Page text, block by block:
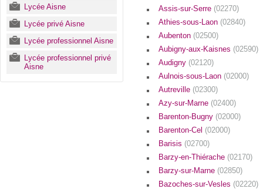
Lycée Aisne
Lycée privé Aisne
Lycée professionnel Aisne
Lycée professionnel privé
Aisne
Assis-sur-Serre (02270)
Athies-sous-Laon (02840)
Aubenton (02500)
Aubigny-aux-Kaisnes (02590)
Audigny (02120)
Aulnois-sous-Laon (02000)
Autreville (02300)
Azy-sur-Marne (02400)
Barenton-Bugny (02000)
Barenton-Cel (02000)
Barisis (02700)
Barzy-en-Thiérache (02170)
Barzy-sur-Marne (02850)
Bazoches-sur-Vesles (02220)